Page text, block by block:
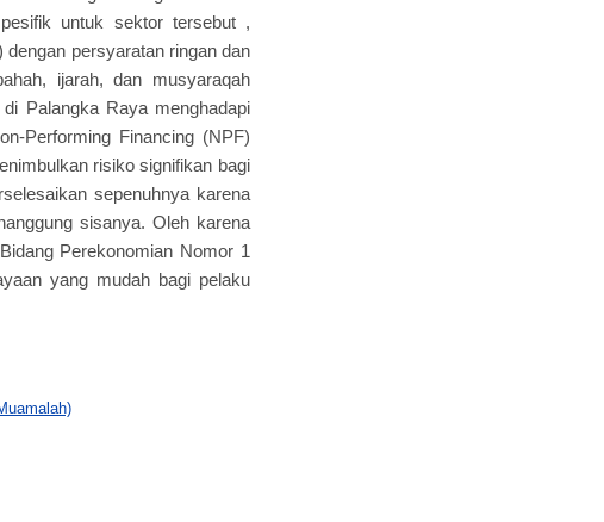
untuk sektor tersebut ,
persyaratan ringan dan
ijarah, dan musyaraqah
Palangka Raya menghadapi
Performing Financing (NPF)
risiko signifikan bagi
sepenuhnya karena
sisanya. Oleh karena
Perekonomian Nomor 1
yang mudah bagi pelaku